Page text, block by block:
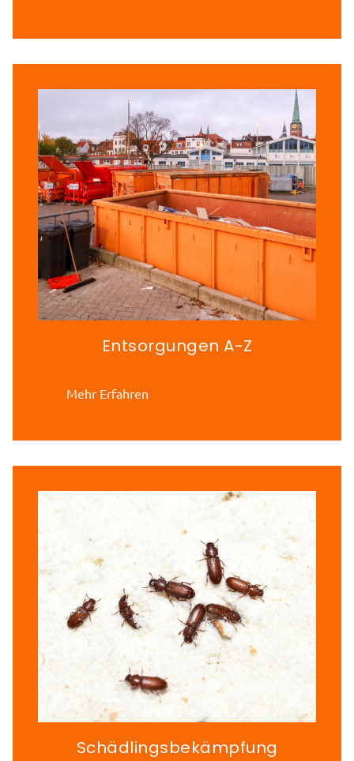
Entsorgungen A-Z
Mehr Erfahren
Schädlingsbekämpfung